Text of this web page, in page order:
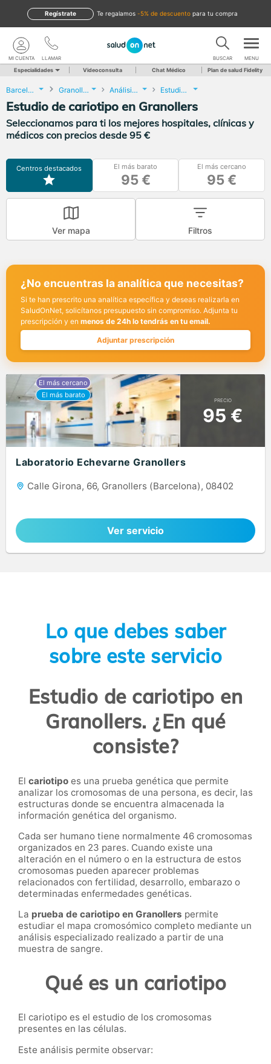
te regalamos -5% de descuento para tu compra
Regístrate
LLAMAR
MI CUENTA BUSCAR MENU
Especialidades Videoconsulta Chat Médico Plan de salud Fidelity
Barcelona Granollers Análisis Clínicos Estudio de cariotipo
Estudio de cariotipo en Granollers
Seleccionamos para ti los mejores hospitales, clínicas y
médicos con precios desde 95 €
Centros destacados El más barato
95 €
El más cercano
95 €
Ver mapa Filtros
¿No encuentras la analítica que necesitas?
Si te han prescrito una analítica específica y deseas realizarla en
SaludOnNet, solicítanos presupuesto sin compromiso. Adjunta tu
prescripción y en menos de 24h lo tendrás en tu email.
Adjuntar prescripción
PRECIO
95 €
Laboratorio Echevarne Granollers
Calle Girona, 66, Granollers (Barcelona), 08402
Ver servicio
Lo que debes saber
sobre este servicio
Estudio de cariotipo en
Granollers. ¿En qué
consiste?
El cariotipo es una prueba genética que permite
analizar los cromosomas de una persona, es decir, las
estructuras donde se encuentra almacenada la
información genética del organismo.
Cada ser humano tiene normalmente 46 cromosomas
organizados en 23 pares. Cuando existe una
alteración en el número o en la estructura de estos
cromosomas pueden aparecer problemas
relacionados con fertilidad, desarrollo, embarazo o
determinadas enfermedades genéticas.
La prueba de cariotipo en Granollers permite
estudiar el mapa cromosómico completo mediante un
análisis especializado realizado a partir de una
muestra de sangre.
Qué es un cariotipo
El cariotipo es el estudio de los cromosomas
presentes en las células.
Este análisis permite observar: